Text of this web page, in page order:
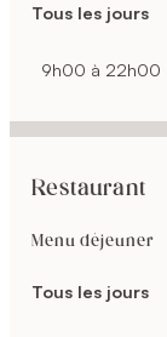
Tous les jours
9h00 à 22h00
Restaurant
Menu déjeuner
Tous les jours